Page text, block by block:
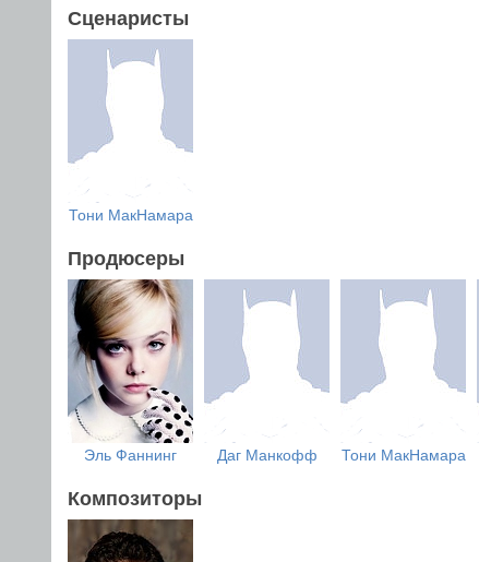
Сценаристы
Тони МакНамара
Продюсеры
Эль Фаннинг Даг Манкофф Тони МакНамара
Композиторы